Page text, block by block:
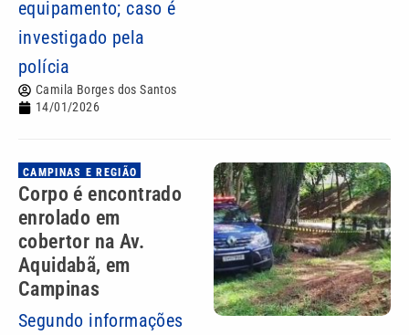
equipamento; caso é
investigado pela
polícia
Camila Borges dos Santos
14/01/2026
CAMPINAS E REGIÃO
Corpo é encontrado
enrolado em
cobertor na Av.
Aquidabã, em
Campinas
Segundo informações